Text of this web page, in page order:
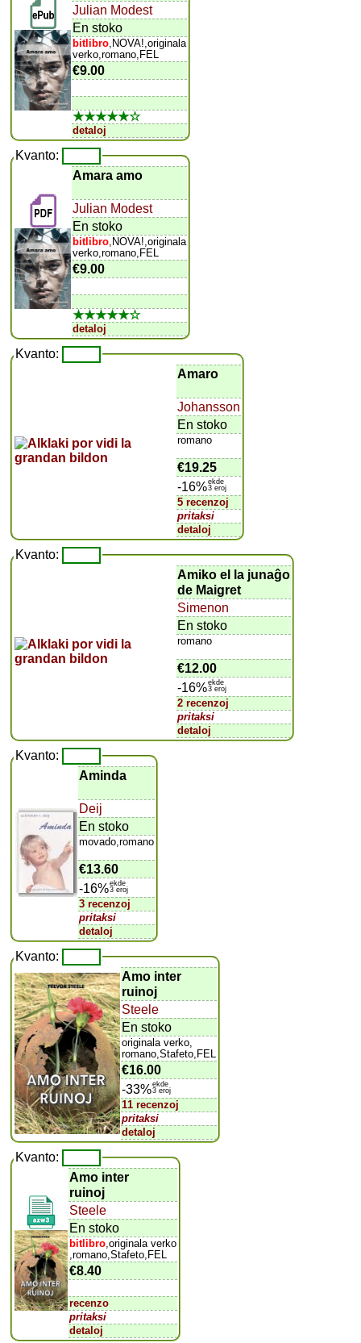
Julian Modest
En stoko
bitlibro ,NOVA!,originala
verko,romano,FEL
€9.00
★★★★★☆
detaloj
Kvanto:
Amara amo
Julian Modest
En stoko
bitlibro ,NOVA!,originala
verko,romano,FEL
€9.00
★★★★★☆
detaloj
Kvanto:
Amaro
Johansson
En stoko
romano
€19.25
-16%ekde
3 eroj
5 recenzoj
pritaksi
detaloj
Kvanto:
Amiko el la junaĝo
de Maigret
Simenon
En stoko
romano
€12.00
-16%ekde
3 eroj
2 recenzoj
pritaksi
detaloj
Kvanto:
Aminda
Deij
En stoko
movado,romano
€13.60
-16%ekde
3 eroj
3 recenzoj
pritaksi
detaloj
Kvanto:
Amo inter
ruinoj
Steele
En stoko
originala verko,
romano,Stafeto,FEL
€16.00
-33%ekde
3 eroj
11 recenzoj
pritaksi
detaloj
Kvanto:
Amo inter
ruinoj
Steele
En stoko
bitlibro ,originala verko
,romano,Stafeto,FEL
€8.40
recenzo
pritaksi
detaloj